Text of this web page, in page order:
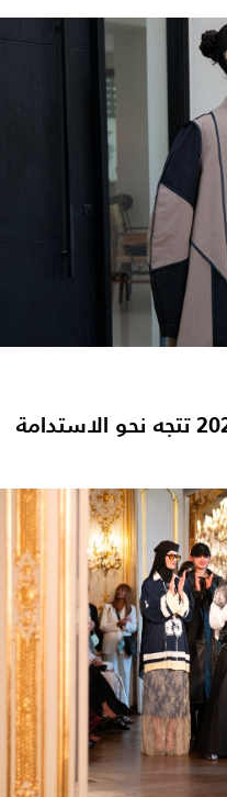
موضة العباءات والقفاطين 2026 تتجه نحو الاستدامة